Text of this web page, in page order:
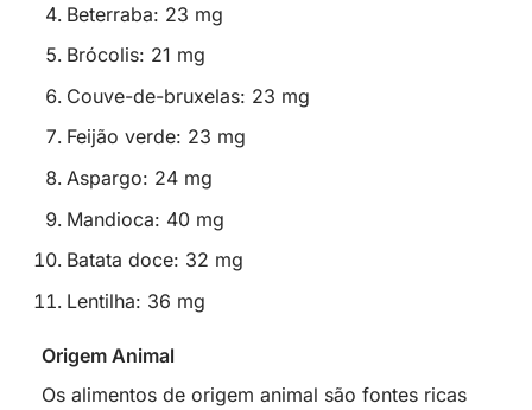
Beterraba: 23 mg
Brócolis: 21 mg
Couve-de-bruxelas: 23 mg
Feijão verde: 23 mg
Aspargo: 24 mg
Mandioca: 40 mg
Batata doce: 32 mg
Lentilha: 36 mg
Origem Animal
Os alimentos de origem animal são fontes ricas